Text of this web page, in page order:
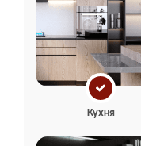
Кухня